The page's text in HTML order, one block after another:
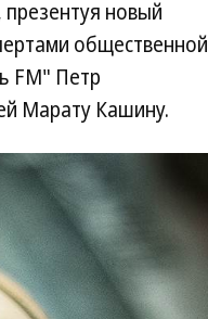
новый
общественной
FM" Петр
Марату Кашину.